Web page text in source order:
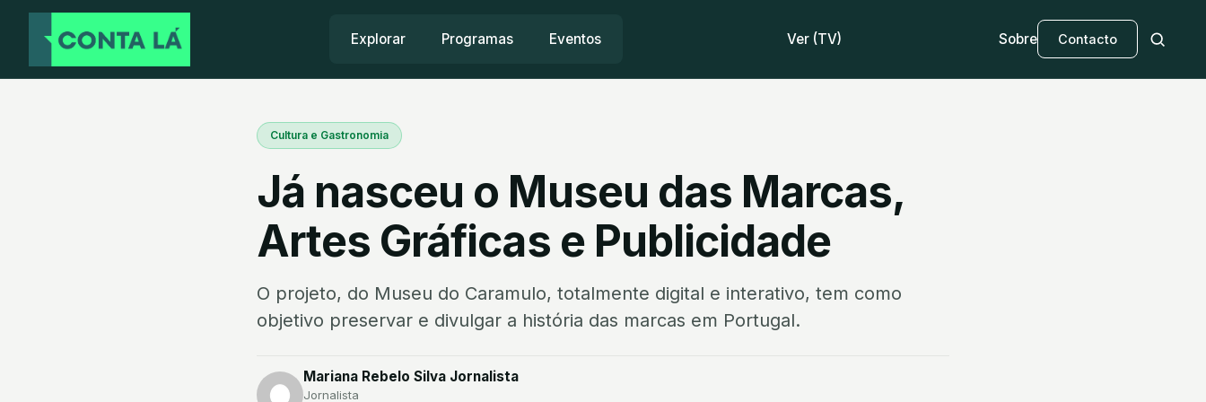
Explorar Programas Eventos Ver (TV) Sobre Contacto
Cultura e Gastronomia
Já nasceu o Museu das Marcas,
Artes Gráficas e Publicidade
O projeto, do Museu do Caramulo, totalmente digital e interativo, tem como
objetivo preservar e divulgar a história das marcas em Portugal.
Mariana Rebelo Silva Jornalista
Jornalista